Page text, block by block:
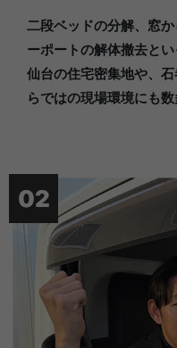
二段ベッドの分解、窓
ーポートの解体撤去と
仙台の住宅密集地や、
らではの現場環境にも
02